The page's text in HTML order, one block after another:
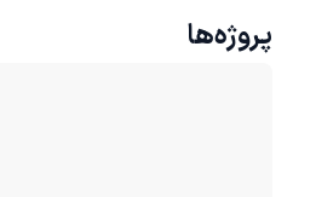
پروژه‌ها